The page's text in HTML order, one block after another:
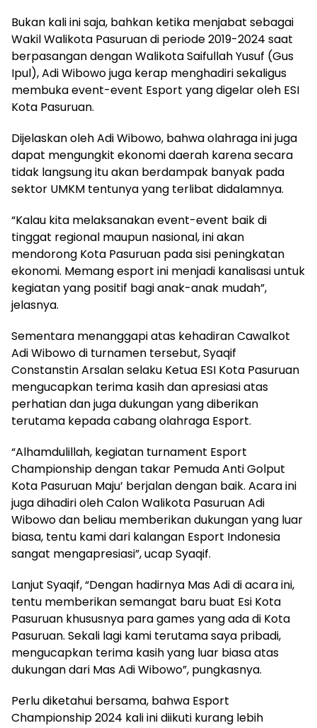
Bukan kali ini saja, bahkan ketika menjabat sebagai
Wakil Walikota Pasuruan di periode 2019-2024 saat
berpasangan dengan Walikota Saifullah Yusuf (Gus
Ipul), Adi Wibowo juga kerap menghadiri sekaligus
membuka event-event Esport yang digelar oleh ESI
Kota Pasuruan.
Dijelaskan oleh Adi Wibowo, bahwa olahraga ini juga
dapat mengungkit ekonomi daerah karena secara
tidak langsung itu akan berdampak banyak pada
sektor UMKM tentunya yang terlibat didalamnya.
“Kalau kita melaksanakan event-event baik di
tinggat regional maupun nasional, ini akan
mendorong Kota Pasuruan pada sisi peningkatan
ekonomi. Memang esport ini menjadi kanalisasi untuk
kegiatan yang positif bagi anak-anak mudah”,
jelasnya.
Sementara menanggapi atas kehadiran Cawalkot
Adi Wibowo di turnamen tersebut, Syaqif
Constanstin Arsalan selaku Ketua ESI Kota Pasuruan
mengucapkan terima kasih dan apresiasi atas
perhatian dan juga dukungan yang diberikan
terutama kepada cabang olahraga Esport.
“Alhamdulillah, kegiatan turnament Esport
Championship dengan takar Pemuda Anti Golput
Kota Pasuruan Maju’ berjalan dengan baik. Acara ini
juga dihadiri oleh Calon Walikota Pasuruan Adi
Wibowo dan beliau memberikan dukungan yang luar
biasa, tentu kami dari kalangan Esport Indonesia
sangat mengapresiasi”, ucap Syaqif.
Lanjut Syaqif, “Dengan hadirnya Mas Adi di acara ini,
tentu memberikan semangat baru buat Esi Kota
Pasuruan khususnya para games yang ada di Kota
Pasuruan. Sekali lagi kami terutama saya pribadi,
mengucapkan terima kasih yang luar biasa atas
dukungan dari Mas Adi Wibowo”, pungkasnya.
Perlu diketahui bersama, bahwa Esport
Championship 2024 kali ini diikuti kurang lebih